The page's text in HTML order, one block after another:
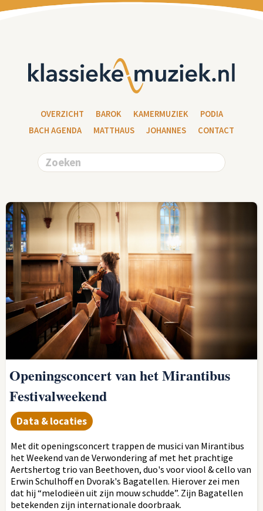
OVERZICHT BAROK KAMERMUZIEK
PODIA
BACH AGENDA
MATTHAUS JOHANNES CONTACT
Openingsconcert van het Mirantibus
Festivalweekend
Data & locaties
Met dit openingsconcert trappen de musici van Mirantibus
het Weekend van de Verwondering af met het prachtige
Aertshertog trio van Beethoven, duo's voor viool & cello van
Erwin Schulhoff en Dvorak's Bagatellen. Hierover zei men
dat hij “melodieën uit zijn mouw schudde”. Zijn Bagatellen
betekenden zijn internationale doorbraak.